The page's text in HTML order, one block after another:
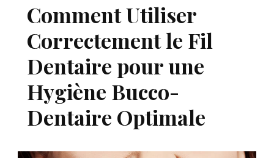
Comment Utiliser
Correctement le Fil
Dentaire pour une
Hygiène Bucco-
Dentaire Optimale